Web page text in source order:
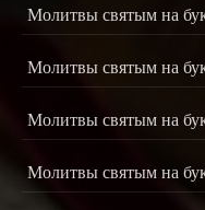
Молитвы святым на
Молитвы святым на
Молитвы святым на
Молитвы святым на